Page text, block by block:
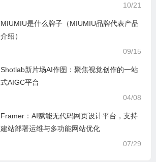
10/21
MIUMIU是什么牌子（MIUMIU品牌代表产品
介绍）
09/15
Shotlab新片场AI作图：聚焦视觉创作的一站
式AIGC平台
04/08
Framer：AI赋能无代码网页设计平台，支持
建站部署运维与多功能网站优化
07/29